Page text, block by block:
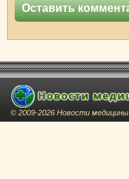
© 2009-2026 Новости медицины